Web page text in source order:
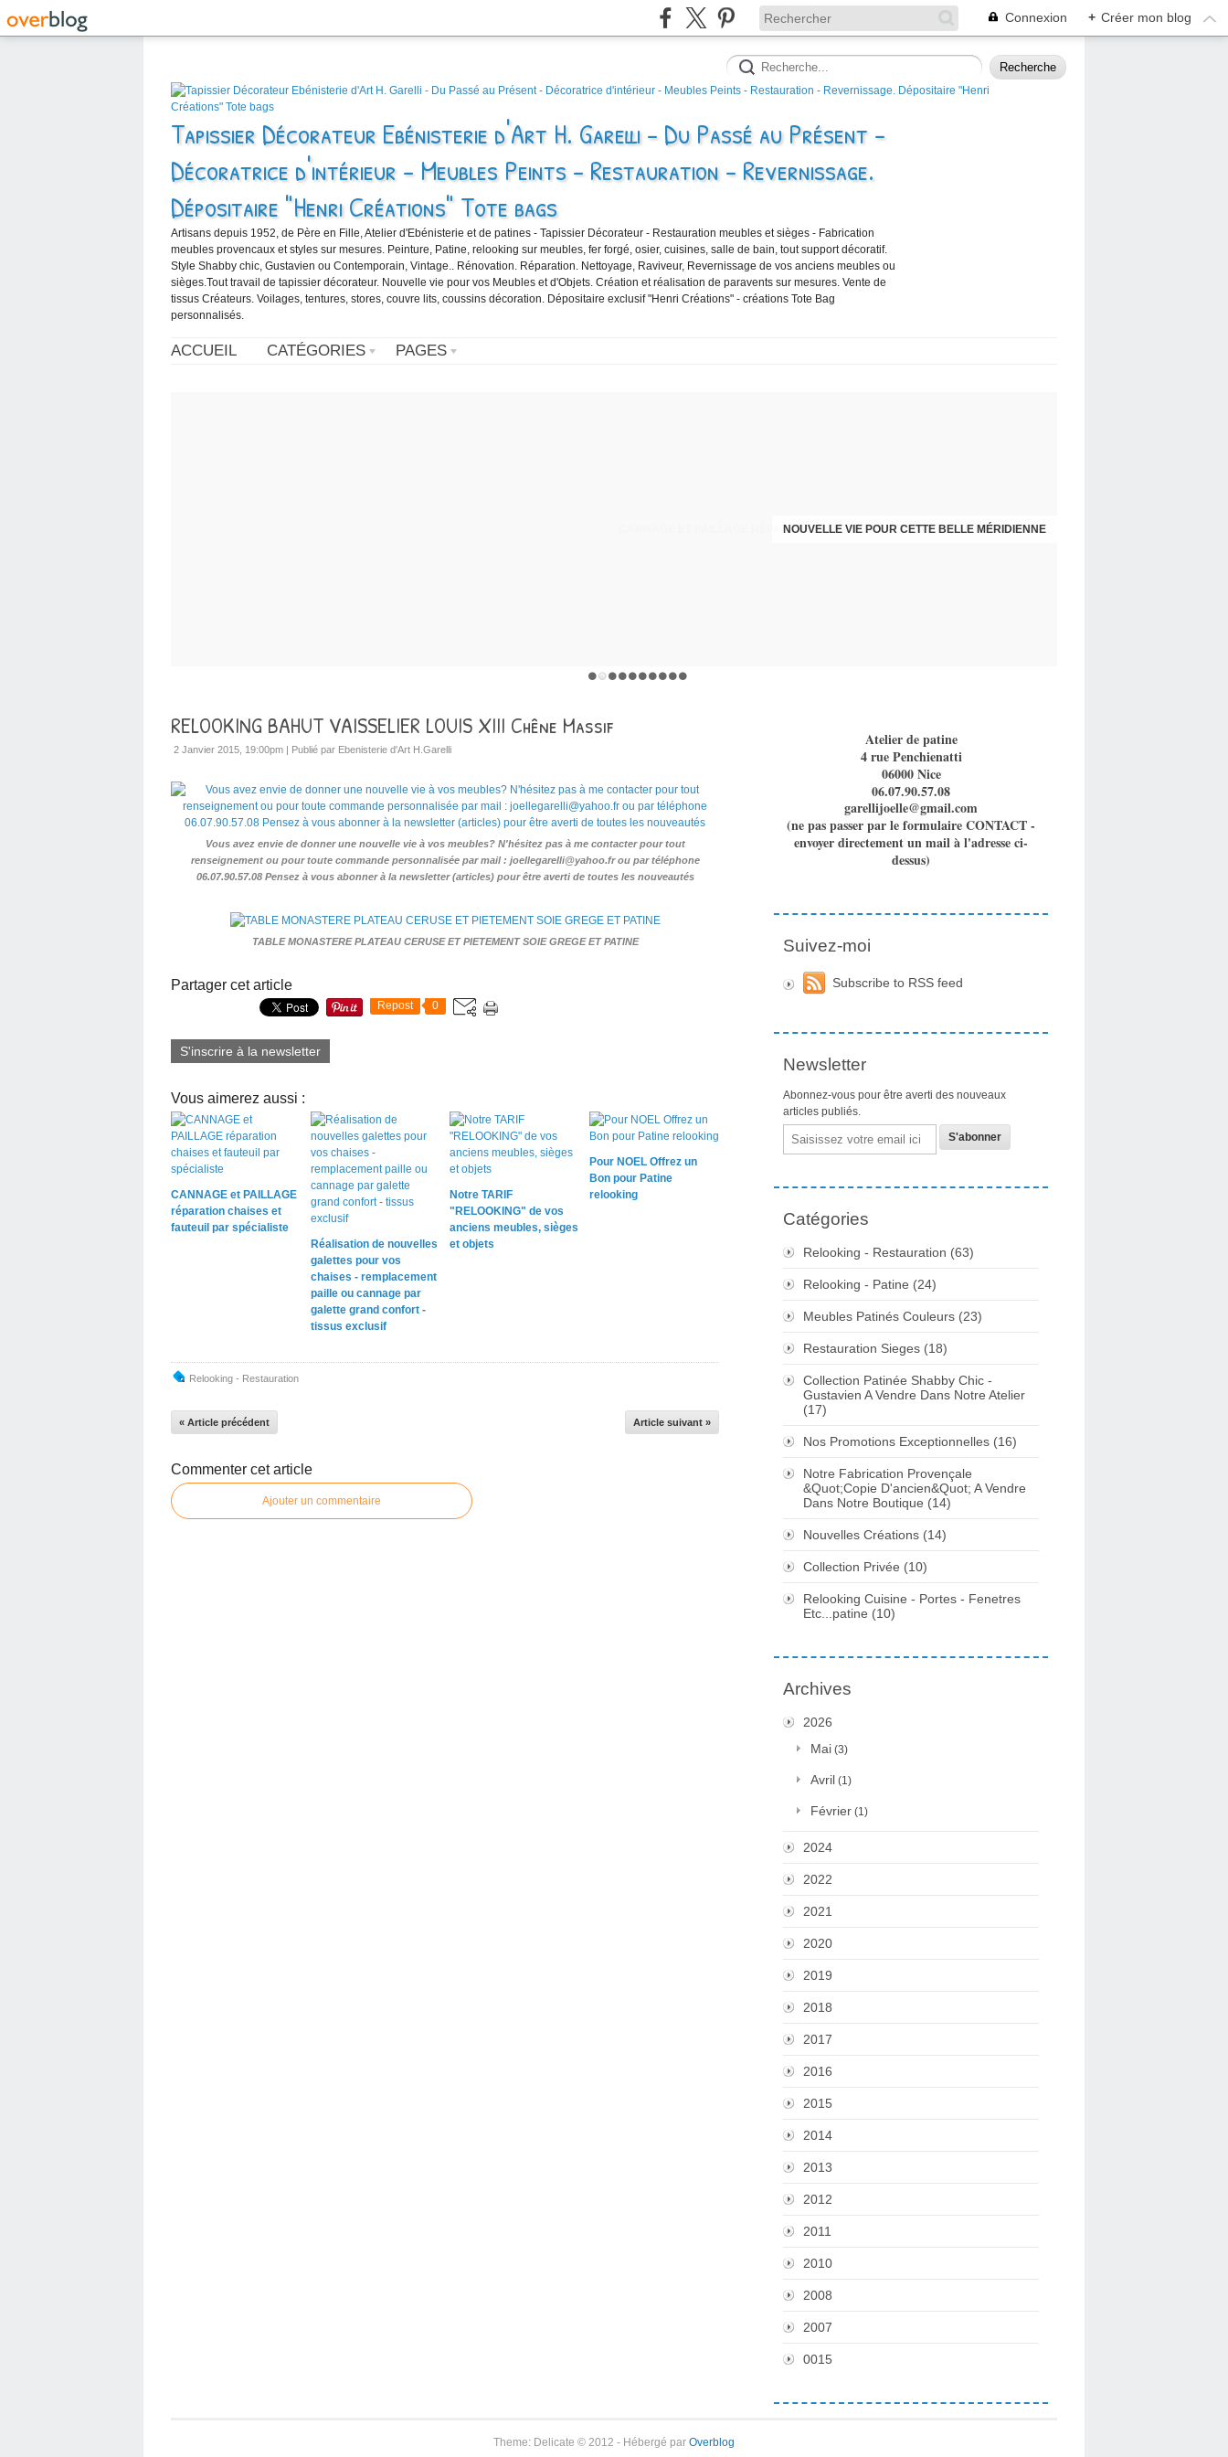
Connexion + Créer mon blog
Tapissier Décorateur Ebénisterie d'Art H. Garelli - Du Passé au Présent -
Décoratrice d'intérieur - Meubles Peints - Restauration - Revernissage.
Dépositaire "Henri Créations" Tote bags
Artisans depuis 1952, de Père en Fille, Atelier d'Ebénisterie et de patines - Tapissier Décorateur - Restauration meubles et sièges - Fabrication
meubles provencaux et styles sur mesures. Peinture, Patine, relooking sur meubles, fer forgé, osier, cuisines, salle de bain, tout support décoratif.
Style Shabby chic, Gustavien ou Contemporain, Vintage.. Rénovation. Réparation. Nettoyage, Raviveur, Revernissage de vos anciens meubles ou
sièges.Tout travail de tapissier décorateur. Nouvelle vie pour vos Meubles et d'Objets. Création et réalisation de paravents sur mesures. Vente de
tissus Créateurs. Voilages, tentures, stores, couvre lits, coussins décoration. Dépositaire exclusif "Henri Créations" - créations Tote Bag
personnalisés.
ACCUEIL CATÉGORIES PAGES
NOUVELLE VIE POUR CETTE BELLE MÉRIDIENNE
CANNAGE ET PAILLAGE RÉPARATION CHAISES ET FAUTEUIL PAR SPÉCIALISTE
RELOOKING BAHUT VAISSELIER LOUIS XIII Chêne Massif
2 Janvier 2015, 19:00pm | Publié par Ebenisterie d'Art H.Garelli
Vous avez envie de donner une nouvelle vie à vos meubles? N'hésitez pas à me contacter pour tout
renseignement ou pour toute commande personnalisée par mail : joellegarelli@yahoo.fr ou par téléphone
06.07.90.57.08 Pensez à vous abonner à la newsletter (articles) pour être averti de toutes les nouveautés
TABLE MONASTERE PLATEAU CERUSE ET PIETEMENT SOIE GREGE ET PATINE
Partager cet article
Repost 0
S'inscrire à la newsletter
Vous aimerez aussi :
CANNAGE et PAILLAGE
réparation chaises et
fauteuil par spécialiste
Réalisation de nouvelles
galettes pour vos
chaises - remplacement
paille ou cannage par
galette grand confort -
tissus exclusif
Notre TARIF
"RELOOKING" de vos
anciens meubles, sièges
et objets
Pour NOEL Offrez un
Bon pour Patine
relooking
Relooking - Restauration
« Article précédent Article suivant »
Commenter cet article
Ajouter un commentaire
Atelier de patine
4 rue Penchienatti
06000 Nice
06.07.90.57.08
garellijoelle@gmail.com
(ne pas passer par le formulaire CONTACT -
envoyer directement un mail à l'adresse ci-
dessus)
Suivez-moi
Subscribe to RSS feed
Newsletter
Abonnez-vous pour être averti des nouveaux
articles publiés.
Email
Catégories
Relooking - Restauration (63)
Relooking - Patine (24)
Meubles Patinés Couleurs (23)
Restauration Sieges (18)
Collection Patinée Shabby Chic -
Gustavien A Vendre Dans Notre Atelier
(17)
Nos Promotions Exceptionnelles (16)
Notre Fabrication Provençale
&Quot;Copie D'ancien&Quot; A Vendre
Dans Notre Boutique (14)
Nouvelles Créations (14)
Collection Privée (10)
Relooking Cuisine - Portes - Fenetres
Etc...patine (10)
Archives
2026
Mai (3)
Avril (1)
Février (1)
2024
2022
2021
2020
2019
2018
2017
2016
2015
2014
2013
2012
2011
2010
2008
2007
0015
Theme: Delicate © 2012 - Hébergé par Overblog